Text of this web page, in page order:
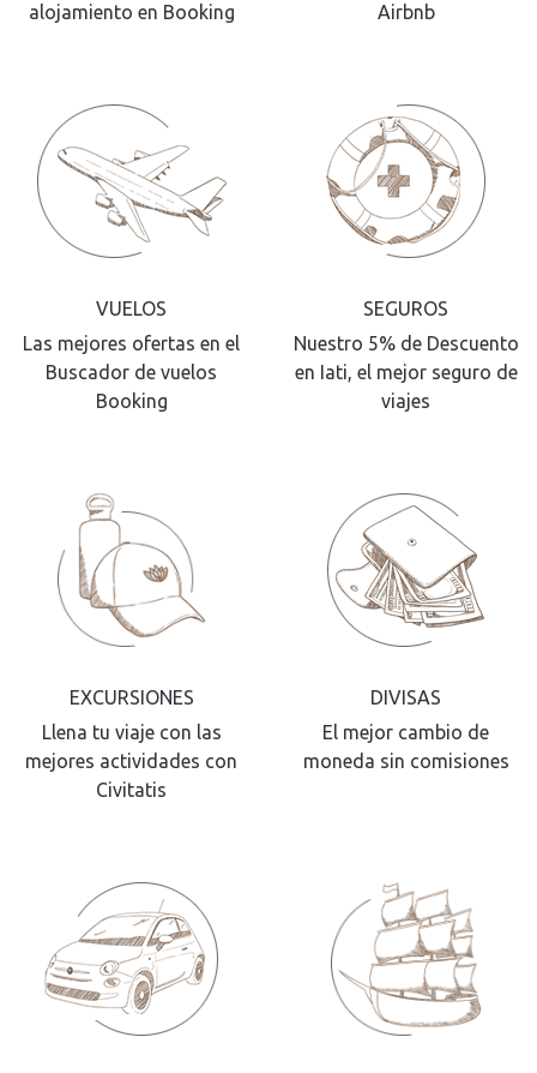
alojamiento en Booking
Airbnb
VUELOS
Las mejores ofertas en el
Buscador de vuelos
Booking
SEGUROS
Nuestro 5% de Descuento
en Iati, el mejor seguro de
viajes
EXCURSIONES
Llena tu viaje con las
mejores actividades con
Civitatis
DIVISAS
El mejor cambio de
moneda sin comisiones